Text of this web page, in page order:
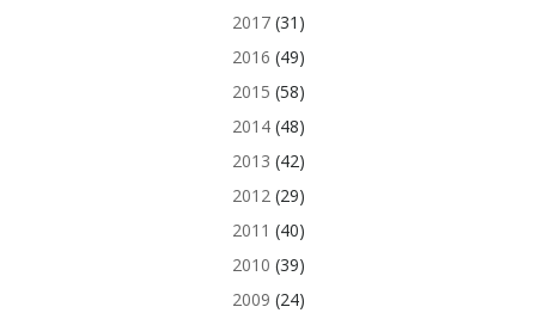
2017(31)
2016 (49)
2015 (58)
2014(48)
2013 (42)
2012(29)
2011 (40)
2010 (39)
2009 (24)